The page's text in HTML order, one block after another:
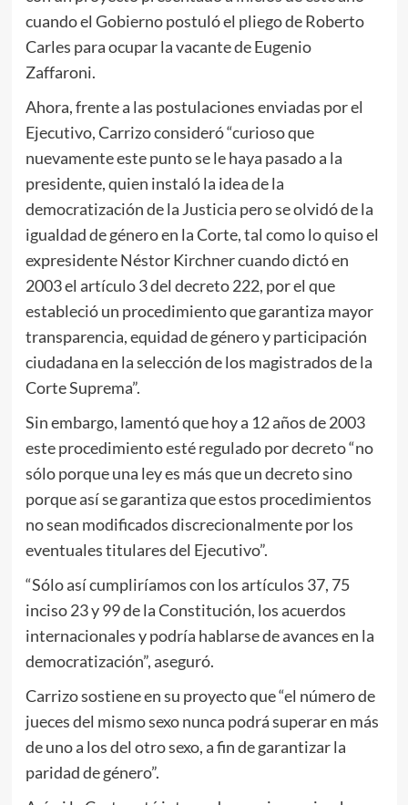
cuando el Gobierno postuló el pliego de Roberto
Carles para ocupar la vacante de Eugenio
Zaffaroni.
Ahora, frente a las postulaciones enviadas por el
Ejecutivo, Carrizo consideró “curioso que
nuevamente este punto se le haya pasado a la
presidente, quien instaló la idea de la
democratización de la Justicia pero se olvidó de la
igualdad de género en la Corte, tal como lo quiso el
expresidente Néstor Kirchner cuando dictó en
2003 el artículo 3 del decreto 222, por el que
estableció un procedimiento que garantiza mayor
transparencia, equidad de género y participación
ciudadana en la selección de los magistrados de la
Corte Suprema”.
Sin embargo, lamentó que hoy a 12 años de 2003
este procedimiento esté regulado por decreto “no
sólo porque una ley es más que un decreto sino
porque así se garantiza que estos procedimientos
no sean modificados discrecionalmente por los
eventuales titulares del Ejecutivo”.
“Sólo así cumpliríamos con los artículos 37, 75
inciso 23 y 99 de la Constitución, los acuerdos
internacionales y podría hablarse de avances en la
democratización”, aseguró.
Carrizo sostiene en su proyecto que “el número de
jueces del mismo sexo nunca podrá superar en más
de uno a los del otro sexo, a fin de garantizar la
paridad de género”.